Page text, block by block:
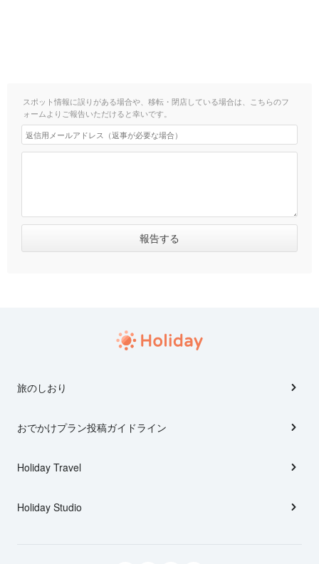
スポット情報に誤りがある場合や、移転・閉店している場合は、こちらのフ
ォームよりご報告いただけると幸いです。
旅のしおり
おでかけプラン投稿ガイドライン
Holiday Travel
Holiday Studio